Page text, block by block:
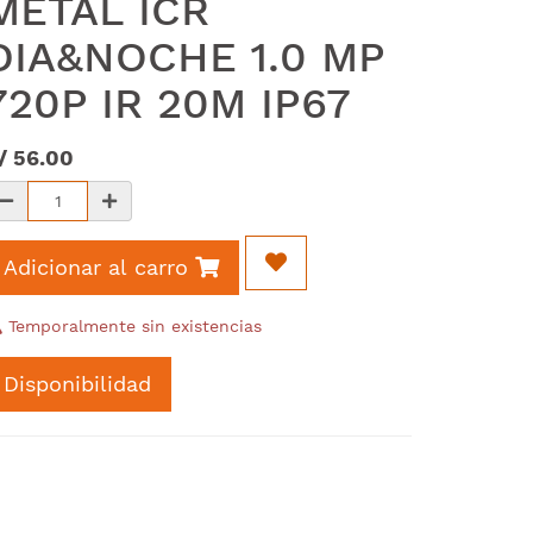
ICR
1.0 MP
IR 20M IP67
56.00
Adicionar al carro
Temporalmente sin existencias
Disponibilidad